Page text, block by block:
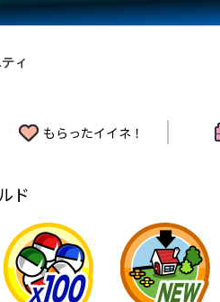
ィ
もらったイイネ！
ド